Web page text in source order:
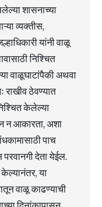
शासनाच्या
व्यक्तीस,
यांनी वाळू
निश्चित
वाळूघाटांपैकी अथवा
राखीव ठेवण्यात
केलेल्या
न आकारता, अशा
पाच
परवानगी देता येईल.
केल्यानंतर, या
वाळू काढण्याची